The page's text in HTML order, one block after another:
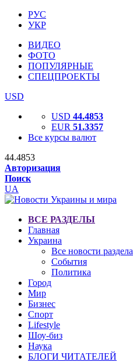
РУС
УКР
ВИДЕО
ФОТО
ПОПУЛЯРНЫЕ
СПЕЦПРОЕКТЫ
USD
USD 44.4853
EUR 51.3357
Все курсы валют
44.4853
Авторизация
Поиск
UA
ВСЕ РАЗДЕЛЫ
Главная
Украина
Все новости раздела
События
Политика
Город
Мир
Бизнес
Спорт
Lifestyle
Шоу-биз
Наука
БЛОГИ ЧИТАТЕЛЕЙ